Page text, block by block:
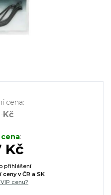
cena:
Kč
:
Kč
přihlášení
v ČR a SK
cenu?